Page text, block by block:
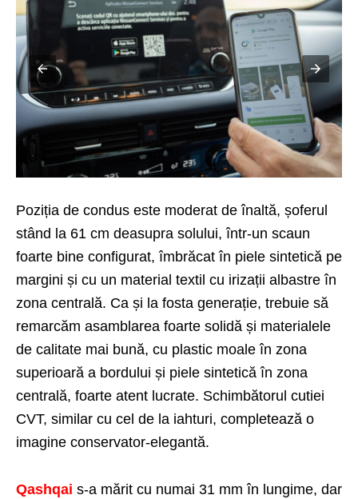
Poziția de condus este moderat de înaltă, șoferul
stând la 61 cm deasupra solului, într-un scaun
foarte bine configurat, îmbrăcat în piele sintetică pe
margini și cu un material textil cu irizații albastre în
zona centrală. Ca și la fosta generație, trebuie să
remarcăm asamblarea foarte solidă și materialele
de calitate mai bună, cu plastic moale în zona
superioară a bordului și piele sintetică în zona
centrală, foarte atent lucrate. Schimbătorul cutiei
CVT, similar cu cel de la iahturi, completează o
imagine conservator-elegantă.
Qashqai s-a mărit cu numai 31 mm în lungime, dar